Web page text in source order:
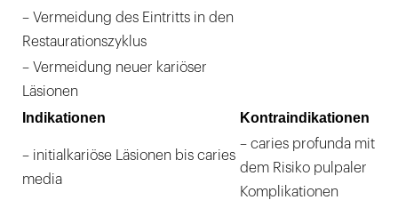
– Vermeidung des Eintritts in den
Restaurationszyklus
– Vermeidung neuer kariöser
Läsionen
Indikationen Kontraindikationen
– initialkariöse Läsionen bis caries
media
– caries profunda mit
dem Risiko pulpaler
Komplikationen